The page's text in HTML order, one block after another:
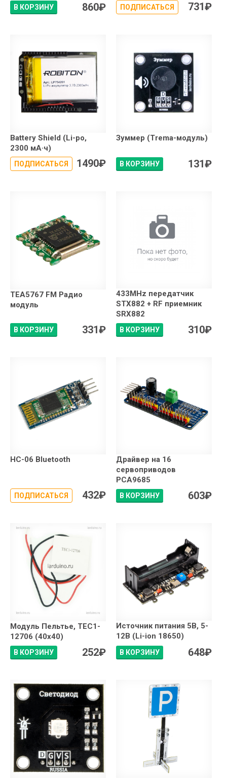
В КОРЗИНУ 860₽ ПОДПИСАТЬСЯ 731₽
Battery Shield (Li-po,
2300 мА·ч)
ПОДПИСАТЬСЯ 1490₽
Зуммер (Trema-модуль)
В КОРЗИНУ 131₽
TEA5767 FM Радио
модуль
В КОРЗИНУ 331₽
433MHz передатчик
STX882 + RF приемник
SRX882
В КОРЗИНУ 310₽
HC-06 Bluetooth
ПОДПИСАТЬСЯ 432₽
Драйвер на 16
сервоприводов
PCA9685
В КОРЗИНУ 603₽
Модуль Пельтье, TEC1-
12706 (40x40)
В КОРЗИНУ 252₽
Источник питания 5В, 5-
12В (Li-ion 18650)
В КОРЗИНУ 648₽